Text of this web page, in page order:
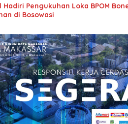
Hadiri Pengukuhan Loka BPOM
di Bosowasi